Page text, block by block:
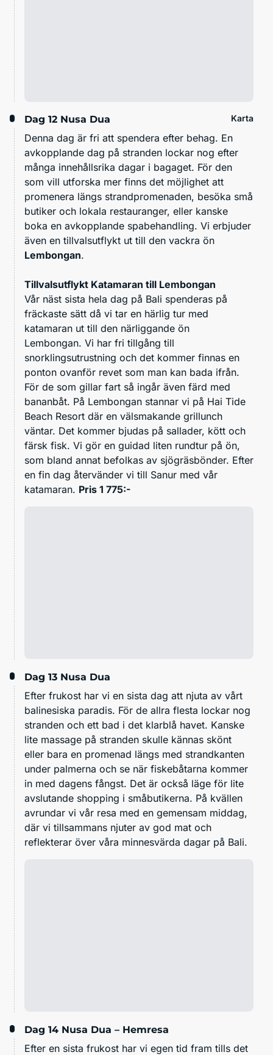
Dag 12 Nusa Dua Karta
Denna dag är fri att spendera efter behag. En
avkopplande dag på stranden lockar nog efter
många innehållsrika dagar i bagaget. För den
som vill utforska mer finns det möjlighet att
promenera längs strandpromenaden, besöka små
butiker och lokala restauranger, eller kanske
boka en avkopplande spabehandling. Vi erbjuder
även en tillvalsutflykt ut till den vackra ön
Lembongan.
Tillvalsutflykt Katamaran till Lembongan
Vår näst sista hela dag på Bali spenderas på
fräckaste sätt då vi tar en härlig tur med
katamaran ut till den närliggande ön
Lembongan. Vi har fri tillgång till
snorklingsutrustning och det kommer finnas en
ponton ovanför revet som man kan bada ifrån.
För de som gillar fart så ingår även färd med
bananbåt. På Lembongan stannar vi på Hai Tide
Beach Resort där en välsmakande grillunch
väntar. Det kommer bjudas på sallader, kött och
färsk fisk. Vi gör en guidad liten rundtur på ön,
som bland annat befolkas av sjögräsbönder. Efter
en fin dag återvänder vi till Sanur med vår
katamaran. Pris 1 775:-
Dag 13 Nusa Dua
Efter frukost har vi en sista dag att njuta av vårt
balinesiska paradis. För de allra flesta lockar nog
stranden och ett bad i det klarblå havet. Kanske
lite massage på stranden skulle kännas skönt
eller bara en promenad längs med strandkanten
under palmerna och se när fiskebåtarna kommer
in med dagens fångst. Det är också läge för lite
avslutande shopping i småbutikerna. På kvällen
avrundar vi vår resa med en gemensam middag,
där vi tillsammans njuter av god mat och
reflekterar över våra minnesvärda dagar på Bali.
Dag 14 Nusa Dua – Hemresa
Efter en sista frukost har vi egen tid fram tills det